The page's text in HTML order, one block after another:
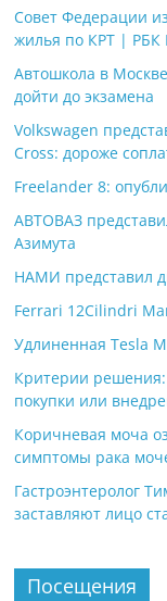
Совет Федерации
жилья по КРТ | РБК
Автошкола в
дойти до экзамена
Volkswagen
Cross: дороже
Freelander 8:
АВТОВАЗ
Азимута
НАМИ представил
Ferrari 12Cilindri
Удлиненная Tesla
Критерии
покупки или
Коричневая моча
симптомы рака
Гастроэнтеролог
заставляют лицо
Посещения